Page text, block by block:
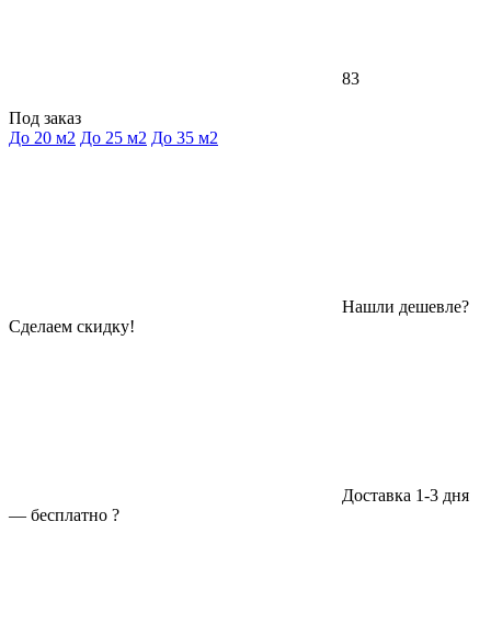
83
Под заказ
До 20 м2 До 25 м2 До 35 м2
Нашли дешевле?
Сделаем скидку!
Доставка 1-3 дня
— бесплатно ?